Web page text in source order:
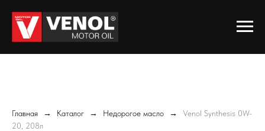
Главная Каталог Недорогое масло
Venol Synthesis 0W-
20, 208л